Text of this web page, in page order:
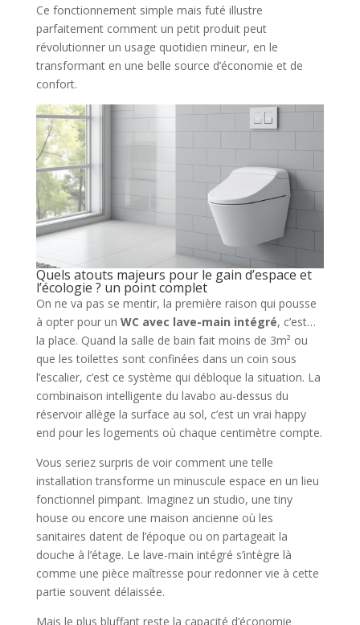
Ce fonctionnement simple mais futé illustre
parfaitement comment un petit produit peut
révolutionner un usage quotidien mineur, en le
transformant en une belle source d’économie et de
confort.
Quels atouts majeurs pour le gain d’espace et
l’écologie ? un point complet
On ne va pas se mentir, la première raison qui pousse
à opter pour un WC avec lave-main intégré, c’est…
la place. Quand la salle de bain fait moins de 3m² ou
que les toilettes sont confinées dans un coin sous
l’escalier, c’est ce système qui débloque la situation. La
combinaison intelligente du lavabo au-dessus du
réservoir allège la surface au sol, c’est un vrai happy
end pour les logements où chaque centimètre compte.
Vous seriez surpris de voir comment une telle
installation transforme un minuscule espace en un lieu
fonctionnel pimpant. Imaginez un studio, une tiny
house ou encore une maison ancienne où les
sanitaires datent de l’époque ou on partageait la
douche à l’étage. Le lave-main intégré s’intègre là
comme une pièce maîtresse pour redonner vie à cette
partie souvent délaissée.
Mais le plus bluffant reste la capacité d’économie